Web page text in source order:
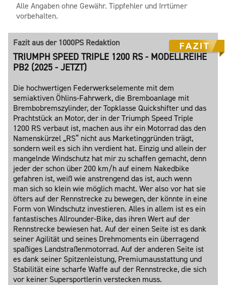
Alle Angaben ohne Gewähr. Tippfehler und Irrtümer
vorbehalten.
Fazit aus der 1000PS Redaktion
TRIUMPH SPEED TRIPLE 1200 RS - MODELLREIHE
PB2 (2025 - JETZT)
Die hochwertigen Federwerkselemente mit dem
semiaktiven Öhlins-Fahrwerk, die Bremboanlage mit
Brembobremszylinder, der Topklasse Quickshifter und das
Prachtstück an Motor, der in der Triumph Speed Triple
1200 RS verbaut ist, machen aus ihr ein Motorrad das den
Namenskürzel „RS“ nicht aus Marketinggründen trägt,
sondern weil es sich ihn verdient hat. Einzig und allein der
mangelnde Windschutz hat mir zu schaffen gemacht, denn
jeder der schon über 200 km/h auf einem Nakedbike
gefahren ist, weiß wie anstrengend das ist, auch wenn
man sich so klein wie möglich macht. Wer also vor hat sie
öfters auf der Rennstrecke zu bewegen, der könnte in eine
Form von Windschutz investieren. Alles in allem ist es ein
fantastisches Allrounder-Bike, das ihren Wert auf der
Rennstrecke bewiesen hat. Auf der einen Seite ist es dank
seiner Agilität und seines Drehmoments ein überragend
spaßiges Landstraßenmotorrad. Auf der anderen Seite ist
es dank seiner Spitzenleistung, Premiumausstattung und
Stabilität eine scharfe Waffe auf der Rennstrecke, die sich
vor keiner Supersportlerin verstecken muss.